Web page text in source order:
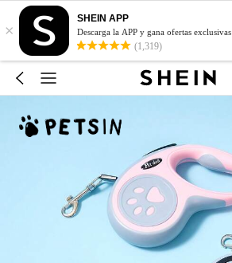
×
SHEIN APP
Descarga la APP y gana ofertas exclusivas
(1,319)